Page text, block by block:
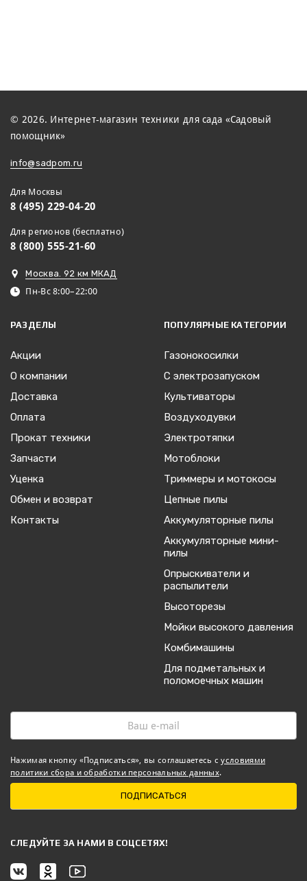
© 2026. Интернет-магазин техники для сада «Садовый
помощник»
info@sadpom.ru
Для Москвы
8 (495) 229-04-20
Для регионов (бесплатно)
8 (800) 555-21-60
Москва. 92 км МКАД
Пн-Вс 8:00–22:00
РАЗДЕЛЫ
Акции
О компании
Доставка
Оплата
Прокат техники
Запчасти
Уценка
Обмен и возврат
Контакты
ПОПУЛЯРНЫЕ КАТЕГОРИИ
Газонокосилки
С электрозапуском
Культиваторы
Воздуходувки
Электротяпки
Мотоблоки
Триммеры и мотокосы
Цепные пилы
Аккумуляторные пилы
Аккумуляторные мини-
пилы
Опрыскиватели и
распылители
Высоторезы
Мойки высокого давления
Комбимашины
Для подметальных и
поломоечных машин
Нажимая кнопку «Подписаться», вы соглашаетесь сусловиями
политики сбора и обработки персональных данных.
ПОДПИСАТЬСЯ
CЛЕДУЙТЕ ЗА НАМИ В СОЦСЕТЯХ!